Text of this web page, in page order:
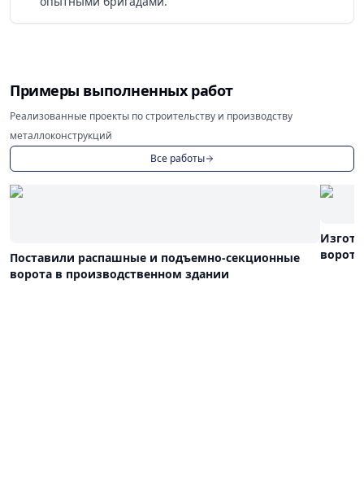
Примеры выполненных работ
Реализованные проекты по строительству и производству
металлоконструкций
Все работы
Поставили распашные и подъемно-секционные
ворота в производственном здании